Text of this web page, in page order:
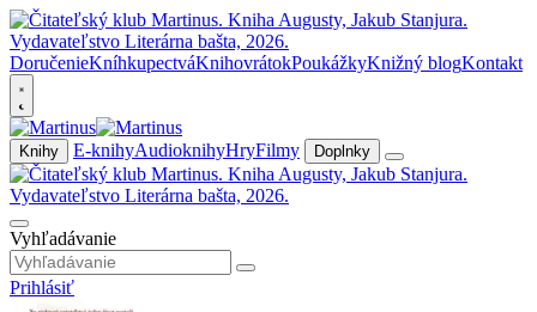
DoručenieKníhkupectváKnihovrátokPoukážkyKnižný blogKontakt
Knihy E-knihyAudioknihyHryFilmy Doplnky
Vyhľadávanie
Prihlásiť